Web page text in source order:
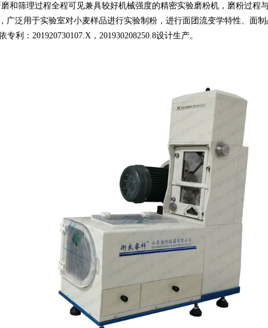
和筛理过程全程可见兼具较好机械强度的精密实验磨粉机，磨粉过程
广泛用于实验室对小麦样品进行实验制粉，进行面团流变学特性、面
：201920730107.X，201930208250.8设计生产。